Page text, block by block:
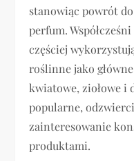
stanowiąc powrót
perfum.
częściej
roślinne jako
kwiatowe, ziołowe i
popularne,
zainteresowanie
produktami.